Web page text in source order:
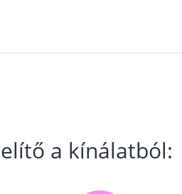
a kínálatból: